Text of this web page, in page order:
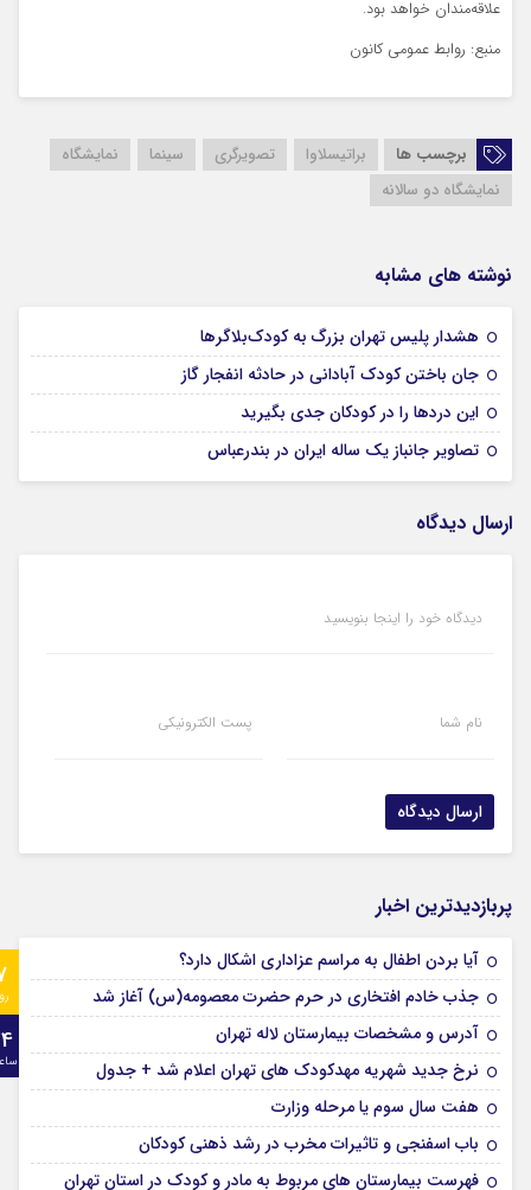
علاقه‌مندان خواهد بود.
منبع: روابط عمومی کانون
برچسب ها براتیسلاوا تصویرگری سینما
نمایشگاه
نمایشگاه دو سالانه
نوشته های مشابه
هشدار پلیس تهران بزرگ به کودک‌بلاگرها
جان باختن کودک آبادانی در حادثه انفجار گاز
این درد‌ها را در کودکان جدی بگیرید
تصاویر جانباز یک ساله ایران در بندرعباس
ارسال دیدگاه
دیدگاه خود را اینجا بنویسید
نام شما پست الکترونیکی
پربازدیدترین اخبار
آیا بردن اطفال به مراسم عزادارى اشکال دارد؟
جذب خادم افتخاری در حرم حضرت معصومه(س) آغاز شد
آدرس و مشخصات بیمارستان لاله تهران
نرخ جدید شهریه مهدکودک های تهران اعلام شد + جدول
هفت سال سوم یا مرحله وزارت
باب اسفنجی و تاثیرات مخرب در رشد ذهنی کودکان
فهرست بیمارستان های مربوط به مادر و کودک در استان تهران